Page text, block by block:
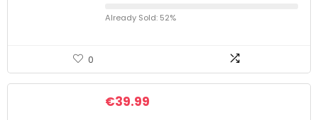
Already Sold: 52%
0
€39.99